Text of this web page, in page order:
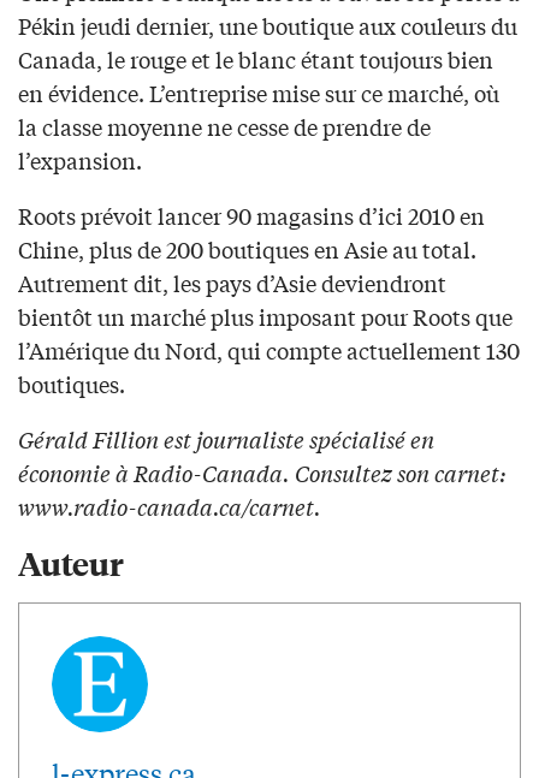
Pékin jeudi dernier, une boutique aux couleurs du
Canada, le rouge et le blanc étant toujours bien
en évidence. L’entreprise mise sur ce marché, où
la classe moyenne ne cesse de prendre de
l’expansion.
Roots prévoit lancer 90 magasins d’ici 2010 en
Chine, plus de 200 boutiques en Asie au total.
Autrement dit, les pays d’Asie deviendront
bientôt un marché plus imposant pour Roots que
l’Amérique du Nord, qui compte actuellement 130
boutiques.
Gérald Fillion est journaliste spécialisé en
économie à Radio-Canada. Consultez son carnet:
www.radio-canada.ca/carnet.
Auteur